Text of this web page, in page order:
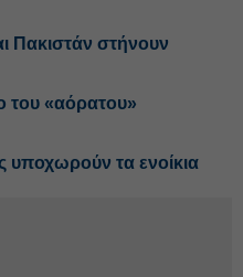
Πακιστάν στήνουν
του «αόρατου»
υποχωρούν τα ενοίκια